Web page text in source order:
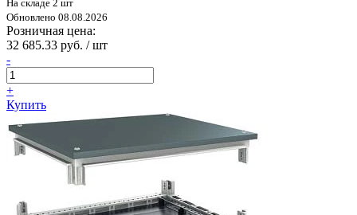
На складе 2 шт
Обновлено 08.08.2026
Розничная цена:
32 685.33 руб. / шт
-
+
Купить